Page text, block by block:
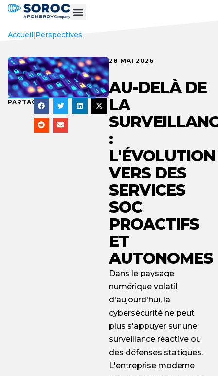
Accueil|Perspectives
PARTAGER
28 MAI 2026
AU-DELÀ DE
LA
:
L'ÉVOLUTION
VERS DES
SERVICES
SOC
PROACTIFS
ET
AUTONOMES
Dans le paysage
numérique volatil
d'aujourd'hui, la
cybersécurité ne peut
plus s'appuyer sur une
surveillance réactive ou
des défenses statiques.
L'entreprise moderne